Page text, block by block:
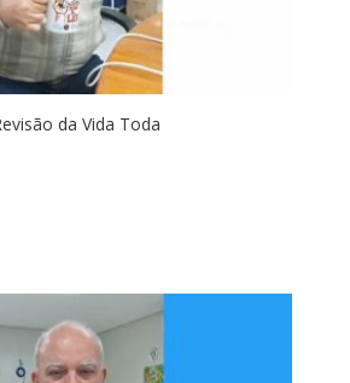
da Vida Toda